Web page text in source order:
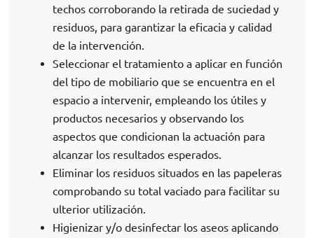
techos corroborando la retirada de suciedad y
residuos, para garantizar la eficacia y calidad
de la intervención.
Seleccionar el tratamiento a aplicar en función
del tipo de mobiliario que se encuentra en el
espacio a intervenir, empleando los útiles y
productos necesarios y observando los
aspectos que condicionan la actuación para
alcanzar los resultados esperados.
Eliminar los residuos situados en las papeleras
comprobando su total vaciado para facilitar su
ulterior utilización.
Higienizar y/o desinfectar los aseos aplicando